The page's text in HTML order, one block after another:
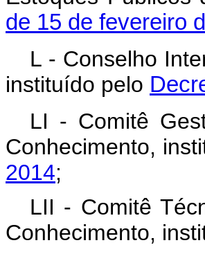
de 15 de fevereiro
L - Conselho
instituído pelo
LI - Comitê
Conhecimento,
2014;
LII - Comitê
Conhecimento,